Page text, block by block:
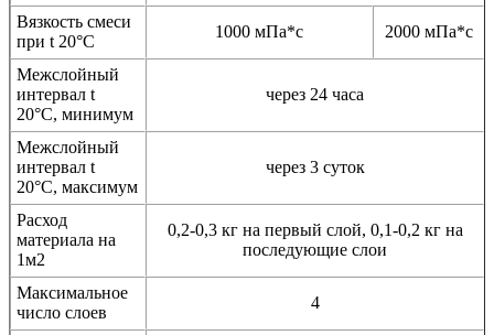
Вязкость смеси
при t 20°С
1000 мПа*с 2000 мПа*с
Межслойный
интервал t
20°С, минимум
через 24 часа
Межслойный
интервал t
20°С, максимум
через 3 суток
Расход
материала на
1м2
0,2-0,3 кг на первый слой, 0,1-0,2 кг на
последующие слои
Максимальное
число слоев
4